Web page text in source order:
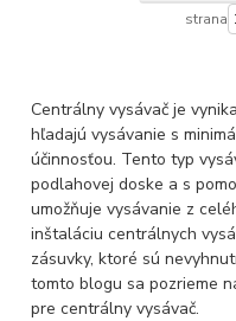
strana
Centrálny vysávač je
hľadajú vysávanie s
účinnosťou. Tento typ
podlahovej doske a s
umožňuje vysávanie z
inštaláciu centrálnych
zásuvky, ktoré sú
tomto blogu sa pozrieme
pre centrálny vysávač.